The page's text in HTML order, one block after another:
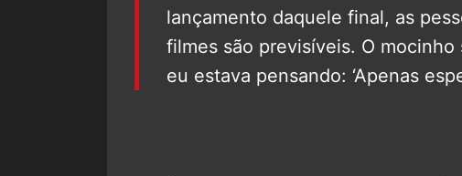
lançamento daquele final, as
filmes são previsíveis. O mocinho
eu estava pensando: ‘Apenas